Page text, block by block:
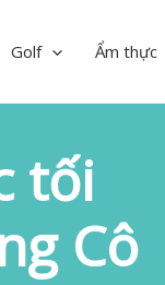
Golf Ẩm thực
tối
Cô